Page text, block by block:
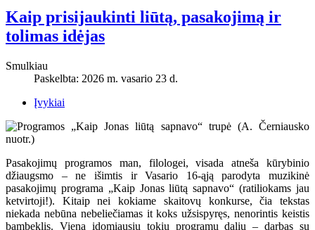
Kaip prisijaukinti liūtą, pasakojimą ir
tolimas idėjas
Smulkiau
Paskelbta: 2026 m. vasario 23 d.
Įvykiai
Pasakojimų programos man, filologei, visada atneša kūrybinio
džiaugsmo – ne išimtis ir Vasario 16-ąją parodyta muzikinė
pasakojimų programa „Kaip Jonas liūtą sapnavo“ (ratiliokams jau
ketvirtoji!). Kitaip nei kokiame skaitovų konkurse, čia tekstas
niekada nebūna nebeliečiamas it koks užsispyręs, nenorintis keistis
bambeklis. Viena įdomiausių tokių programų dalių – darbas su